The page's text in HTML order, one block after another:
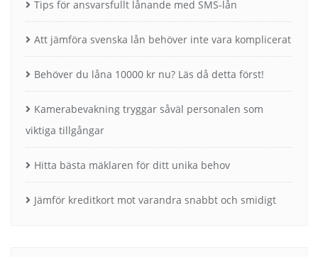
Tips för ansvarsfullt lånande med SMS-lån
Att jämföra svenska lån behöver inte vara komplicerat
Behöver du låna 10000 kr nu? Läs då detta först!
Kamerabevakning tryggar såväl personalen som
viktiga tillgångar
Hitta bästa mäklaren för ditt unika behov
Jämför kreditkort mot varandra snabbt och smidigt